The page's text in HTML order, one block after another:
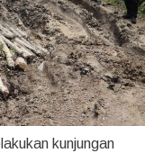
kunjungan